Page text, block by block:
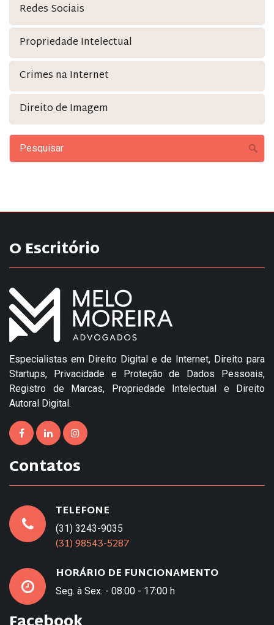
Redes Sociais
Propriedade Intelectual
Crimes na Internet
Direito de Imagem
O Escritório
Especialistas em Direito Digital e de Internet, Direito para
Startups, Privacidade e Proteção de Dados Pessoais,
Registro de Marcas, Propriedade Intelectual e Direito
Autoral Digital.
Contatos
TELEFONE
(31) 3243-9035
(31) 98543-5287
HORÁRIO DE FUNCIONAMENTO
Seg. à Sex. - 08:00 - 17:00 h